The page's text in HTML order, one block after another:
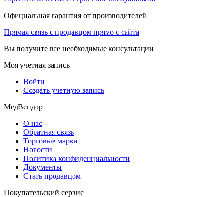
Официальная гарантия от производителей
Прямая связь с продавцом прямо с сайта
Вы получите все необходимые консультации
Моя учетная запись
Войти
Создать учетную запись
МедВендор
О нас
Обратная связь
Торговые марки
Новости
Политика конфиденциальности
Документы
Стать продавцом
Покупательский сервис